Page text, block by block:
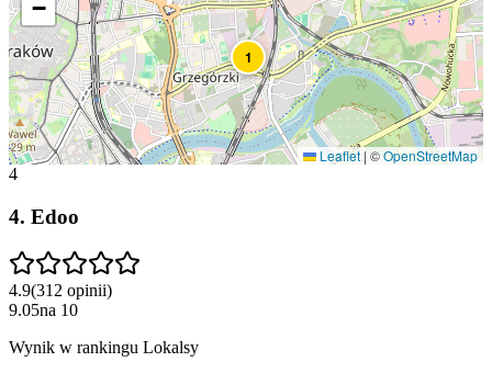
1
−
Leaflet | ©OpenStreetMap
4
4. Edoo
4.9(312 opinii)
9.05na 10
Wynik w rankingu Lokalsy